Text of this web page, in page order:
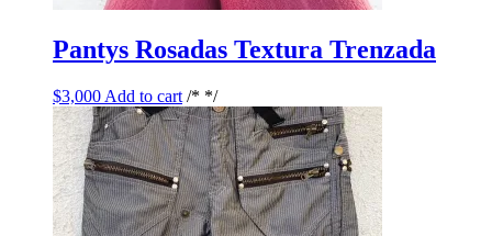
Pantys Rosadas Textura Trenzada
$3,000 Add to cart /* */